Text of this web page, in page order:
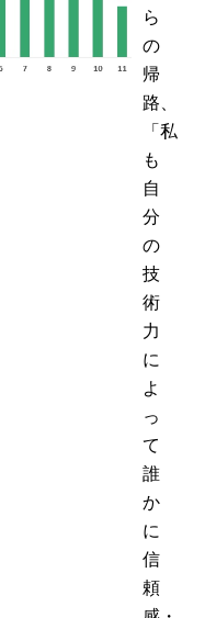
ら
の
帰
路、
「私
も
自
分
の
技
術
力
に
よ
っ
て
誰
か
に
信
頼